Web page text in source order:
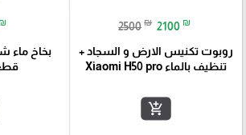
2500 ₪ 2100 ₪
روبوت تكنيس الارض و السجاد +
تنظيف بالماء Xiaomi H50 pro
add_shopping_cart
₪
بخاخ ماء